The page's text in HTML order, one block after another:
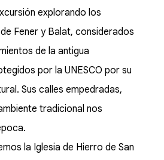
explorando los
Fener y Balat, considerados
de la antigua
por la UNESCO por su
Sus calles empedradas,
tradicional nos
la Iglesia de Hierro de San